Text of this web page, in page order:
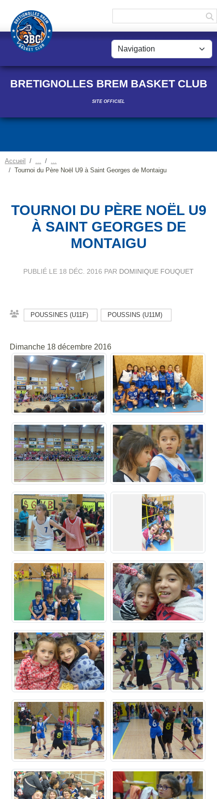
BRETIGNOLLES BREM BASKET CLUB
SITE OFFICIEL
Accueil
Tournoi du Père Noël U9 à Saint Georges de Montaigu
TOURNOI DU PÈRE NOËL U9
À SAINT GEORGES DE
MONTAIGU
PUBLIÉ LE 18 DÉC. 2016 PAR DOMINIQUE FOUQUET
POUSSINES (U11F) POUSSINS (U11M)
Dimanche 18 décembre 2016